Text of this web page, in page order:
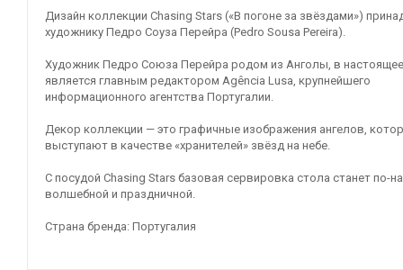
Дизайн коллекции Chasing Stars («В погоне за звёздами»)
художнику Педро Соуза Перейра (Pedro Sousa Pereira).
Художник Педро Союза Перейра родом из Анголы, в
является главным редактором Agência Lusa, крупнейшего
информационного агентства Португалии.
Декор коллекции — это графичные изображения ангелов,
выступают в качестве «хранителей» звёзд на небе.
С посудой Chasing Stars базовая сервировка стола станет по-
волшебной и праздничной.
Страна бренда: Португалия